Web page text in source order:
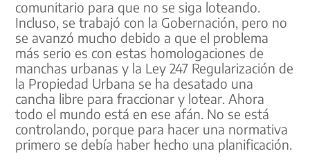
comunitario para que no se siga loteando.
Incluso, se trabajó con la Gobernación, pero no
se avanzó mucho debido a que el problema
más serio es con estas homologaciones de
manchas urbanas y la Ley 247 Regularización de
la Propiedad Urbana se ha desatado una
cancha libre para fraccionar y lotear. Ahora
todo el mundo está en ese afán. No se está
controlando, porque para hacer una normativa
primero se debía haber hecho una planificación.